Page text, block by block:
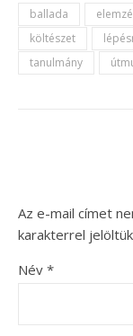
ballada
költészet
tanulmány
Az e-mail címet
karakterrel jelöltük
Név *